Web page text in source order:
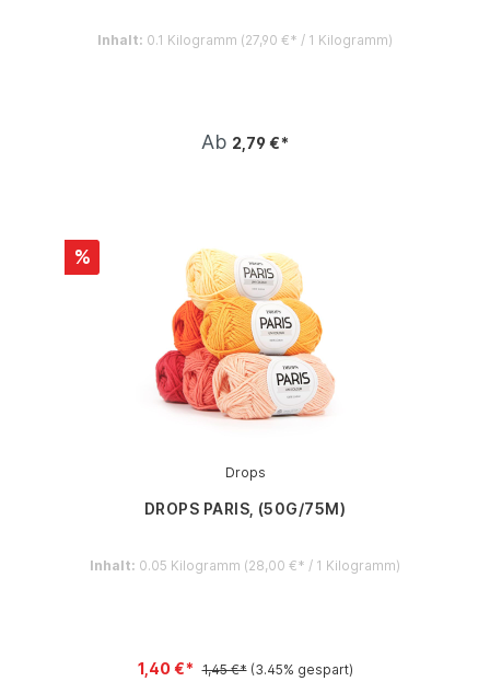
Inhalt: 0.1 Kilogramm (27,90 €* / 1 Kilogramm)
Ab 2,79 €*
%
Drops
DROPS PARIS, (50G/75M)
Inhalt: 0.05 Kilogramm (28,00 €* / 1 Kilogramm)
1,40 €* 1,45 €* (3.45% gespart)